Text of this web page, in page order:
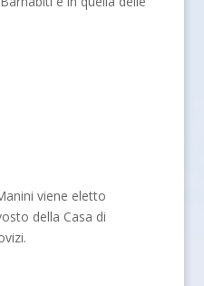
viene eletto
della Casa di